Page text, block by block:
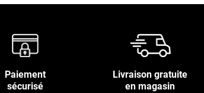
Paiement
sécurisé
Livraison gratuite
en magasin